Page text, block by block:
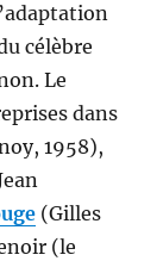
célèbre
Le
dans
1958),
(Gilles
(le